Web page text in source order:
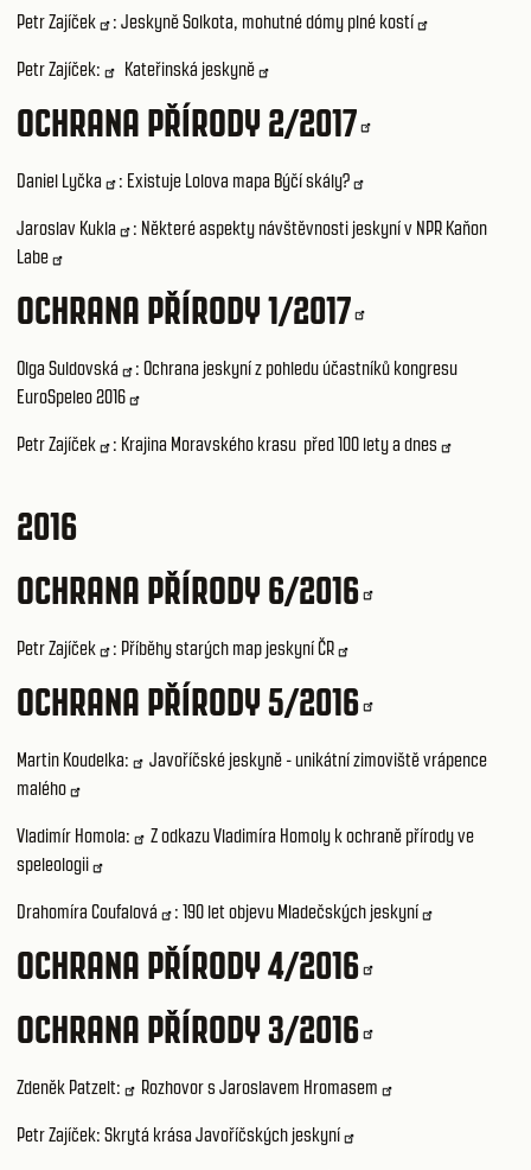
Petr Zajíček : Jeskyně Solkota, mohutné dómy plné kostí
Petr Zajíček: Kateřinská jeskyně
OCHRANA PŘÍRODY 2/2017
Daniel Lyčka : Existuje Lolova mapa Býčí skály?
Jaroslav Kukla : Některé aspekty návštěvnosti jeskyní v NPR Kaňon
Labe
OCHRANA PŘÍRODY 1/2017
Olga Suldovská : Ochrana jeskyní z pohledu účastníků kongresu
EuroSpeleo 2016
Petr Zajíček : Krajina Moravského krasu před 100 lety a dnes
2016
OCHRANA PŘÍRODY 6/2016
Petr Zajíček : Příběhy starých map jeskyní ČR
OCHRANA PŘÍRODY 5/2016
Martin Koudelka:
Javoříčské jeskyně - unikátní zimoviště vrápence
malého
Vladimír Homola:
Z odkazu Vladimíra Homoly k ochraně přírody ve
speleologii
Drahomíra Coufalová : 190 let objevu Mladečských jeskyní
OCHRANA PŘÍRODY 4/2016
OCHRANA PŘÍRODY 3/2016
Zdeněk Patzelt: Rozhovor s Jaroslavem Hromasem
Petr Zajíček: Skrytá krása Javoříčských jeskyní